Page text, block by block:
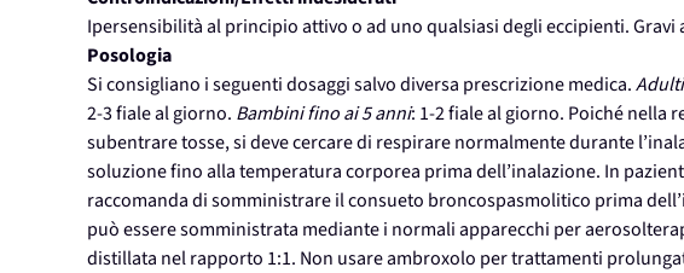
Ipersensibilità al principio attivo o ad uno qualsiasi degli eccipienti.
Posologia
Si consigliano i seguenti dosaggi salvo diversa prescrizione medica.Adulti
2-3 fiale al giorno. Bambini fino ai 5 anni: 1-2 fiale al giorno. Poiché nella
subentrare tosse, si deve cercare di respirare normalmente durante
soluzione fino alla temperatura corporea prima dell’inalazione. In
raccomanda di somministrare il consueto broncospasmolitico prima
può essere somministrata mediante i normali apparecchi per
distillata nel rapporto 1:1. Non usare ambroxolo per trattamenti